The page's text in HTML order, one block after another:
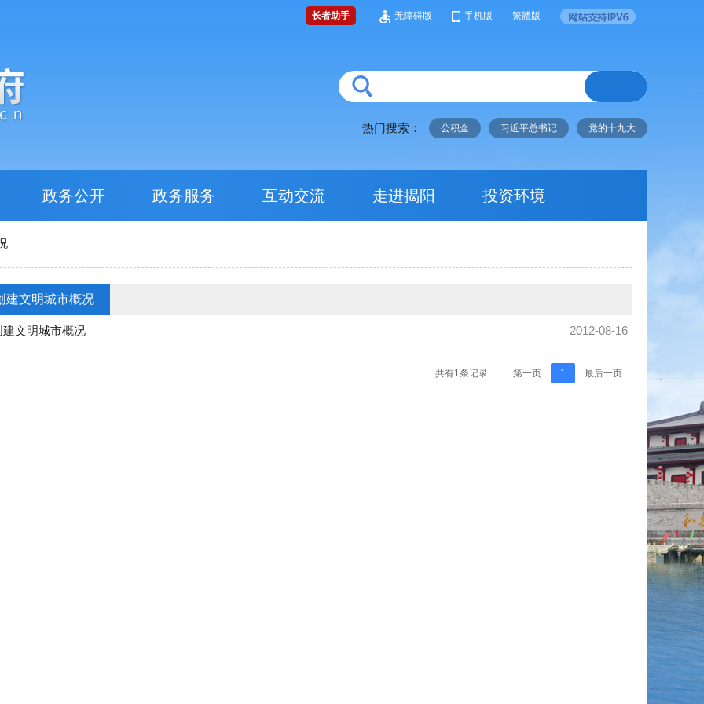
长者助手 无障碍版 手机版 繁體版
热门搜索： 公积金 习近平总书记 党的十九大
政务公开 政务服务 互动交流 走进揭阳 投资环境
建文明城市概况
2012-08-16
建文明城市概况
第一页 1 最后一页
共有1条记录